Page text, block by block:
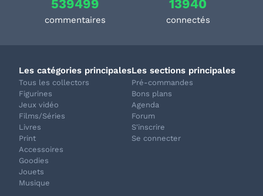
539499
commentaires
13940
connectés
Les catégories principales
Tous les collectors
Figurines
Jeux vidéo
Films/Séries
Livres
Print
Accessoires
Goodies
Jouets
Musique
Les sections principales
Pré-commandes
Bons plans
Agenda
Forum
S'inscrire
Se connecter